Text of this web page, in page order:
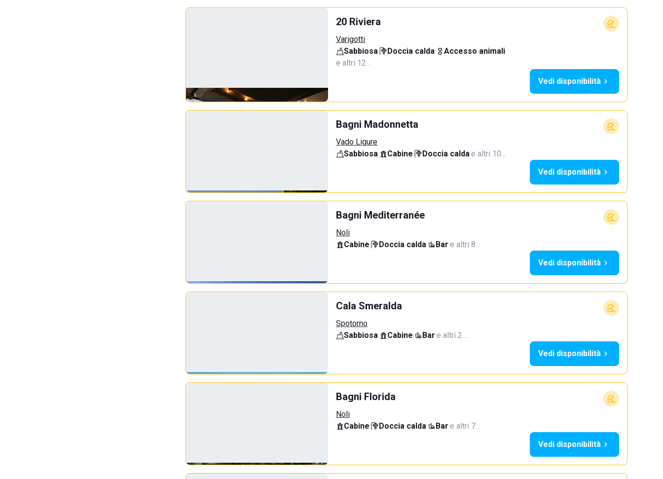
20 Riviera
Varigotti
Sabbiosa· Doccia calda· Accesso animali·
e altri 12…
Vedi disponibilità
Bagni Madonnetta
Vado Ligure
Sabbiosa· Cabine· Doccia calda·e altri 10…
Vedi disponibilità
Bagni Mediterranée
Noli
Cabine· Doccia calda· Bar·e altri 8…
Vedi disponibilità
Cala Smeralda
Spotorno
Sabbiosa· Cabine· Bar·e altri 2…
Vedi disponibilità
Bagni Florida
Noli
Cabine· Doccia calda· Bar·e altri 7…
Vedi disponibilità